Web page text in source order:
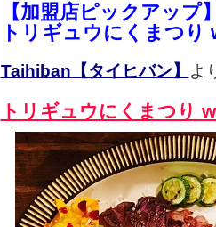
【加盟店ピックアップ
トリギュウにくまつり
Taihiban【タイヒバン】 よ
トリギュウにくまつり